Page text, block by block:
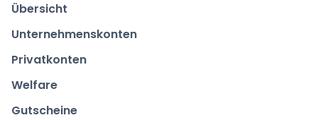
Übersicht
Unternehmenskonten
Privatkonten
Welfare
Gutscheine